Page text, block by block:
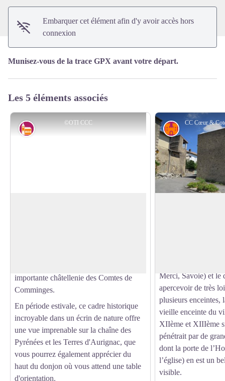
Embarquer cet élément afin d'y avoir accès hors
connexion
Munisez-vous de la trace GPX avant votre départ.
Les 5 éléments associés
©OTI CCC
Architecture
importante châtellenie des Comtes de
Comminges.
En période estivale, ce cadre historique
incroyable dans un écrin de nature offre
une vue imprenable sur la chaîne des
Pyrénées et les Terres d'Aurignac, que
vous pourrez également apprécier du
haut du donjon où vous attend une table
d'orientation.
Histoire
Merci, Savoie) et le
apercevoir de très
plusieurs enceintes,
vieille enceinte du
XIIème et XIIIème
pénétrait par de
dont la porte de
l’église) en est un
visible.